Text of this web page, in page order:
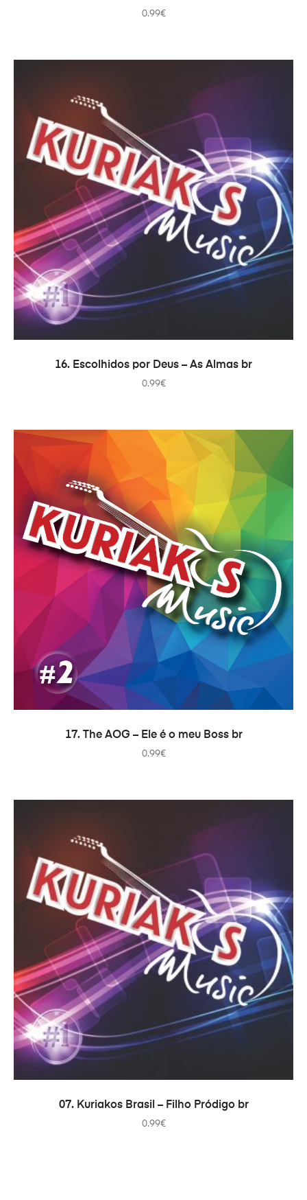
0.99€
COMPRAR
16. Escolhidos por Deus – As Almas br
0.99€
COMPRAR
17. The AOG – Ele é o meu Boss br
0.99€
COMPRAR
07. Kuriakos Brasil – Filho Pródigo br
0.99€